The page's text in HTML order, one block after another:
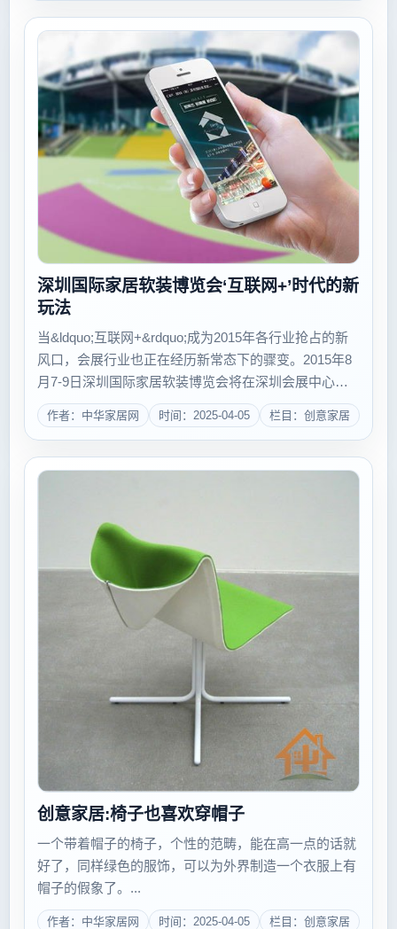
深圳国际家居软装博览会‘互联网+’时代的新
玩法
当&ldquo;互联网+&rdquo;成为2015年各行业抢占的新
风口，会展行业也正在经历新常态下的骤变。2015年8
月7-9日深圳国际家居软装博览会将在深圳会展中心盛
大举行，届时将以5大主题专业展览，1000余家参展商
的全新阵容再度上演一场顶尖行业盛会。 ...
作者：中华家居网 时间：2025-04-05 栏目：创意家居
创意家居:椅子也喜欢穿帽子
一个带着帽子的椅子，个性的范畴，能在高一点的话就
好了，同样绿色的服饰，可以为外界制造一个衣服上有
帽子的假象了。...
作者：中华家居网 时间：2025-04-05 栏目：创意家居